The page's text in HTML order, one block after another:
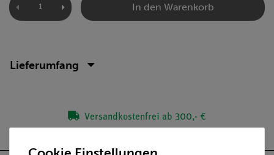
In den Warenkorb
Lieferumfang
Versandkostenfrei ab 300,- €